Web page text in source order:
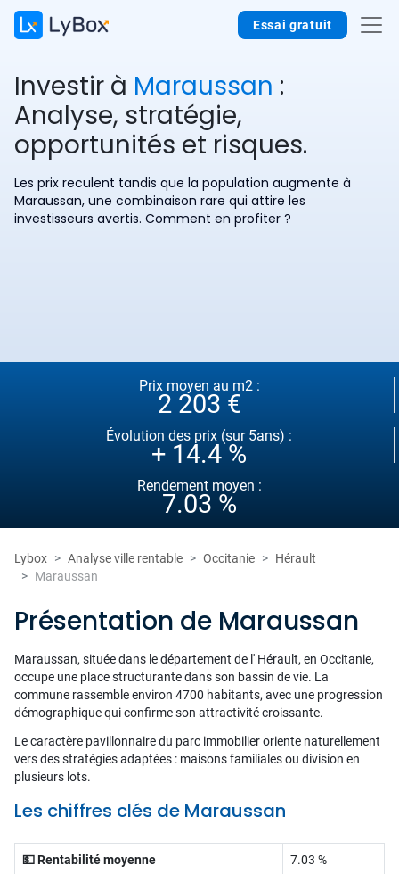
Essai gratuit
Investir à Maraussan :
Analyse, stratégie,
opportunités et risques.
Les prix reculent tandis que la population augmente à
Maraussan, une combinaison rare qui attire les
investisseurs avertis. Comment en profiter ?
Prix moyen au m2 :
2 203 €
Évolution des prix (sur 5ans) :
+ 14.4 %
Rendement moyen :
7.03 %
Lybox Analyse ville rentable Occitanie
Hérault
Maraussan
Présentation de Maraussan
Maraussan, située dans le département de l' Hérault, en Occitanie,
occupe une place structurante dans son bassin de vie. La
commune rassemble environ 4700 habitants, avec une progression
démographique qui confirme son attractivité croissante.
Le caractère pavillonnaire du parc immobilier oriente naturellement
vers des stratégies adaptées : maisons familiales ou division en
plusieurs lots.
Les chiffres clés de Maraussan
💵 Rentabilité moyenne 7.03 %